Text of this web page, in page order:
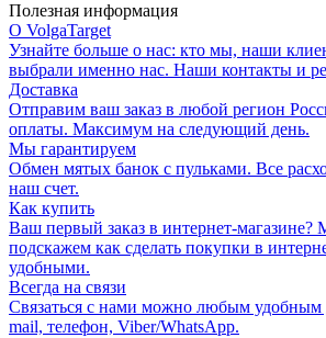
Полезная информация
О VolgaTarget
Узнайте больше о нас: кто мы, наши
выбрали именно нас. Наши контакты и
Доставка
Отправим ваш заказ в любой регион
оплаты. Максимум на следующий день.
Мы гарантируем
Обмен мятых банок с пульками. Все
наш счет.
Как купить
Ваш первый заказ в интернет-магазине?
подскажем как сделать покупки в
удобными.
Всегда на связи
Связаться с нами можно любым удобным
mail, телефон, Viber/WhatsApp.